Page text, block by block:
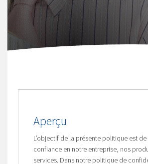
Aperçu
L’objectif de la présente politique est
confiance en notre entreprise, nos
services. Dans notre politique de